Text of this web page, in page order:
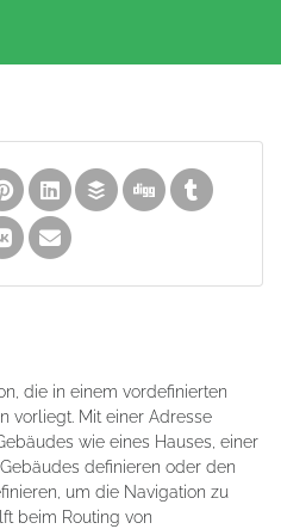
die in einem vordefinierten
vorliegt. Mit einer Adresse
wie eines Hauses, einer
definieren oder den
um die Navigation zu
beim Routing von